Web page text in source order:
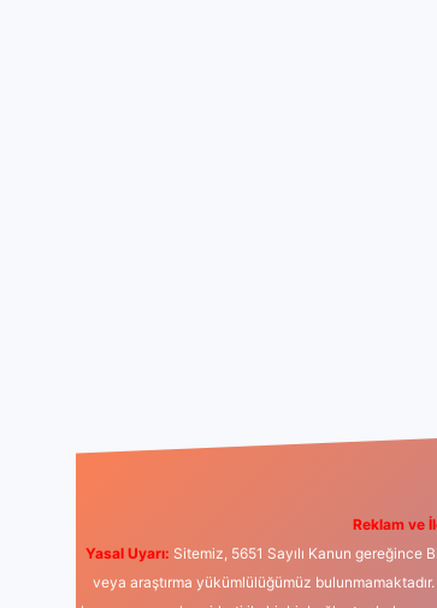
Reklam ve
Yasal Uyarı: Sitemiz, 5651 Sayılı Kanun
veya araştırma yükümlülüğümüz